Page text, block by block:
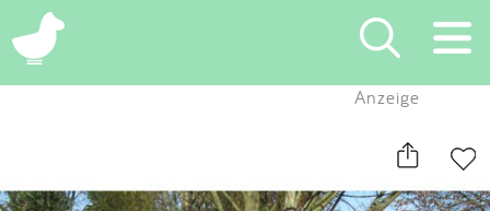
×
Eintragen
Anzeige